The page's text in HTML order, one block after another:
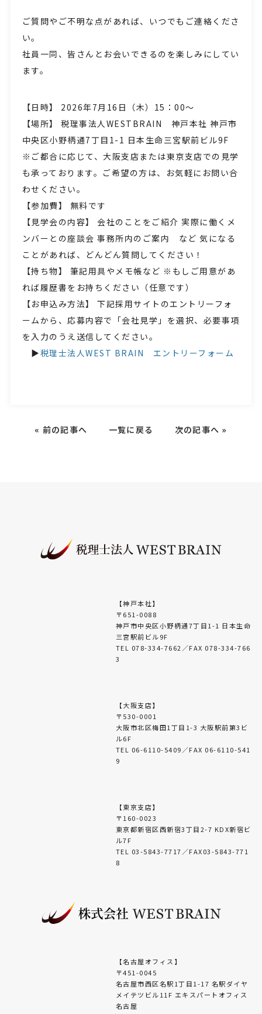
ご質問やご不明な点があれば、いつでもご連絡くださ
い。
社員一同、皆さんとお会いできるのを楽しみにしてい
ます。
【日時】 2026年7月16日（木）15：00～
【場所】 税理事法人WESTBRAIN 神戸本社 神戸市
中央区小野柄通7丁目1-1 日本生命三宮駅前ビル9F
※ご都合に応じて、大阪支店または東京支店での見学
も承っております。ご希望の方は、お気軽にお問い合
わせください。
【参加費】 無料です
【見学会の内容】 会社のことをご紹介 実際に働くメ
ンバーとの座談会 事務所内のご案内 など 気になる
ことがあれば、どんどん質問してください！
【持ち物】 筆記用具やメモ帳など ※もしご用意があ
れば履歴書をお持ちください（任意です）
【お申込み方法】 下記採用サイトのエントリーフォ
ームから、応募内容で「会社見学」を選択、必要事項
を入力のうえ送信してください。
▶税理士法人WEST BRAIN エントリーフォーム
« 前の記事へ 一覧に戻る 次の記事へ »
【神戸本社】
〒651-0088
神戸市中央区小野柄通7丁目1-1 日本生命
三宮駅前ビル9F
TEL 078-334-7662／FAX 078-334-766
3
【大阪支店】
〒530-0001
大阪市北区梅田1丁目1-3 大阪駅前第3ビ
ル6F
TEL 06-6110-5409／FAX 06-6110-541
9
【東京支店】
〒160-0023
東京都新宿区西新宿3丁目2-7 KDX新宿ビ
ル7F
TEL 03-5843-7717／FAX03-5843-771
8
【名古屋オフィス】
〒451-0045
名古屋市西区名駅1丁目1-17 名駅ダイヤ
メイテツビル11F エキスパートオフィス
名古屋